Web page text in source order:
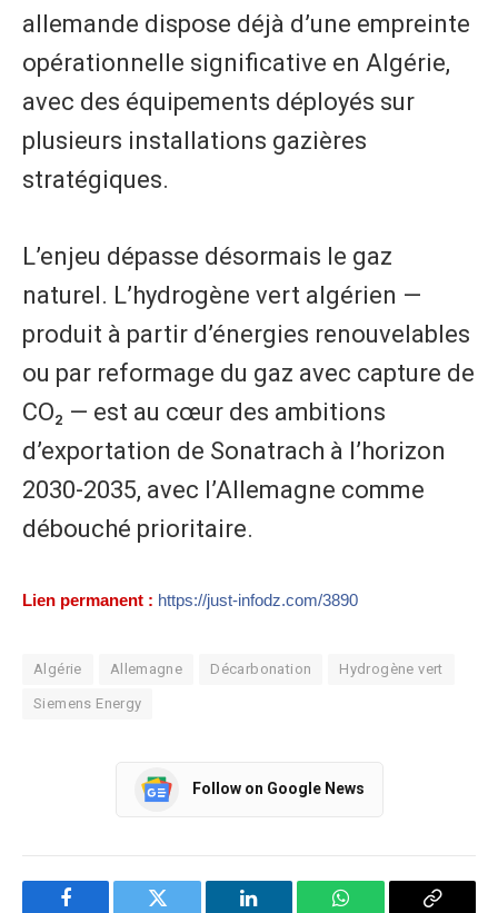
allemande dispose déjà d’une empreinte
opérationnelle significative en Algérie,
avec des équipements déployés sur
plusieurs installations gazières
stratégiques.
L’enjeu dépasse désormais le gaz
naturel. L’hydrogène vert algérien —
produit à partir d’énergies renouvelables
ou par reformage du gaz avec capture de
CO₂ — est au cœur des ambitions
d’exportation de Sonatrach à l’horizon
2030-2035, avec l’Allemagne comme
débouché prioritaire.
Lien permanent : https://just-infodz.com/3890
Algérie Allemagne Décarbonation Hydrogène vert
Siemens Energy
Follow on Google News